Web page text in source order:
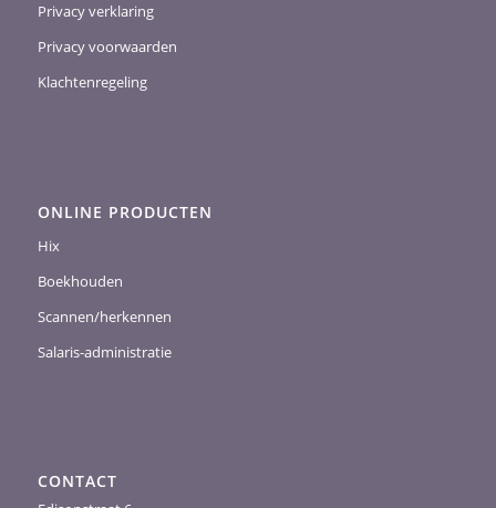
Privacy verklaring
Privacy voorwaarden
Klachtenregeling
ONLINE PRODUCTEN
Hix
Boekhouden
Scannen/herkennen
Salaris-administratie
CONTACT